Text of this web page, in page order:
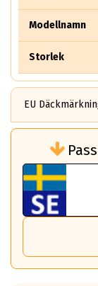
Modellnamn
Storlek
EU
Det ska vara
till G för
Ett klass A
Det betyder
så sparar man